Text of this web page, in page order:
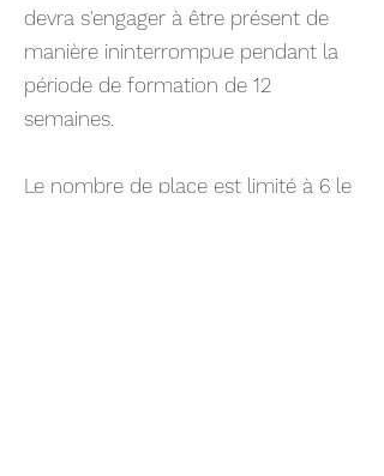
devra s'engager à être présent de
manière ininterrompue pendant la
période de formation de 12
semaines.
Le nombre de place est limité à 6 le